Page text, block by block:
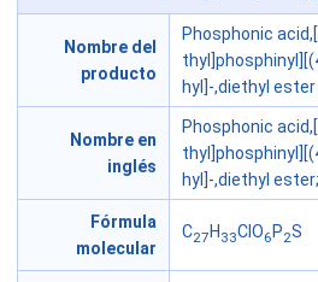
Nombre del
producto
Phosphonic
hyl]-,diethyl ester
Nombre en
inglés
Phosphonic
hyl]-,diethyl ester;
Fórmula
molecular
C27 H 33ClO6 P2S